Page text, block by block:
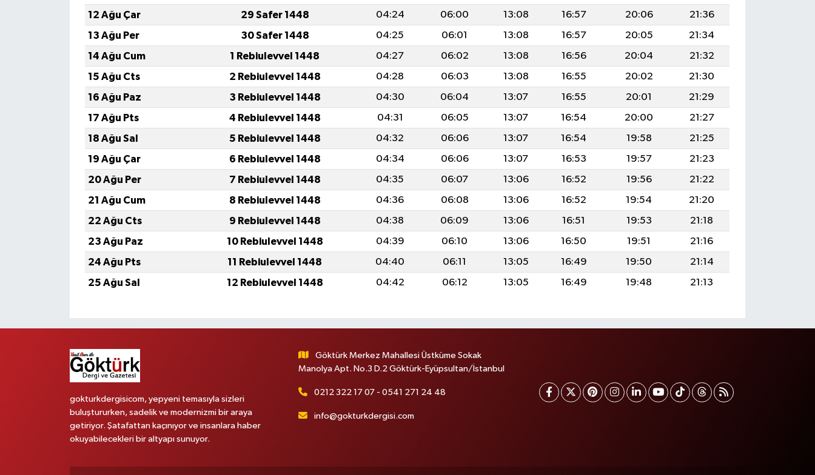
12 Ağu Çar
29 Safer 1448 04:24 06:00 13:08 16:57 20:06
21:36
13 Ağu Per
30 Safer 1448 04:25 06:01 13:08 16:57 20:05
21:34
14 Ağu Cum
1 Rebiulevvel 1448 04:27 06:02 13:08 16:56 20:04
21:32
15 Ağu Cts
2 Rebiulevvel 1448 04:28 06:03 13:08 16:55 20:02
21:30
16 Ağu Paz
3 Rebiulevvel 1448 04:30 06:04 13:07 16:55 20:01
21:29
17 Ağu Pts
4 Rebiulevvel 1448 04:31 06:05 13:07 16:54 20:00
21:27
18 Ağu Sal
5 Rebiulevvel 1448 04:32 06:06 13:07 16:54 19:58
21:25
19 Ağu Çar
6 Rebiulevvel 1448 04:34 06:06 13:07 16:53 19:57
21:23
20 Ağu Per
7 Rebiulevvel 1448 04:35 06:07 13:06 16:52 19:56
21:22
21 Ağu Cum
8 Rebiulevvel 1448 04:36 06:08 13:06 16:52 19:54
21:20
22 Ağu Cts
9 Rebiulevvel 1448 04:38 06:09 13:06 16:51 19:53
21:18
23 Ağu Paz
10 Rebiulevvel 1448 04:39 06:10 13:06 16:50 19:51
21:16
24 Ağu Pts
11 Rebiulevvel 1448 04:40 06:11 13:05 16:49 19:50
21:14
25 Ağu Sal
12 Rebiulevvel 1448 04:42 06:12 13:05 16:49 19:48 21:13
gokturkdergisicom, yepyeni temasıyla sizleri
buluştururken, sadelik ve modernizmi bir araya
getiriyor. Şatafattan kaçınıyor ve insanlara haber
okuyabilecekleri bir altyapı sunuyor.
Göktürk Merkez Mahallesi Üstküme Sokak
Manolya Apt. No.3 D.2 Göktürk-Eyüpsultan/İstanbul
0212 322 17 07 - 0541 271 24 48
info@gokturkdergisi.com